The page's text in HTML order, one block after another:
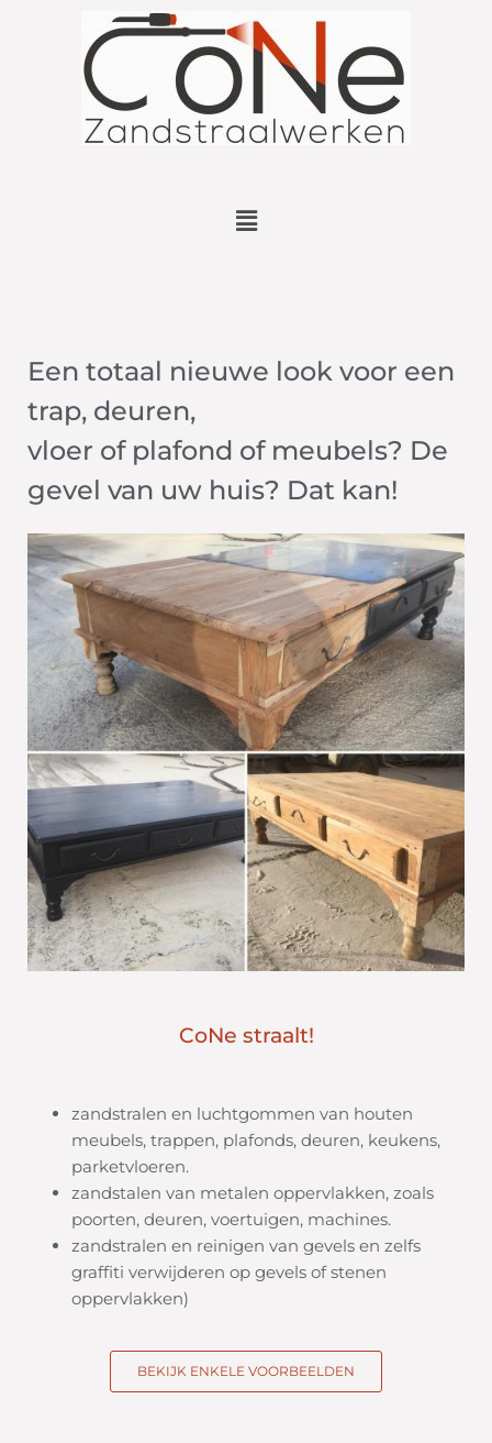
Een totaal nieuwe look voor een
trap, deuren,
vloer of plafond of meubels? De
gevel van uw huis? Dat kan!
CoNe straalt!
zandstralen en luchtgommen van houten
meubels, trappen, plafonds, deuren, keukens,
parketvloeren.
zandstalen van metalen oppervlakken, zoals
poorten, deuren, voertuigen, machines.
zandstralen en reinigen van gevels en zelfs
graffiti verwijderen op gevels of stenen
oppervlakken)
BEKIJK ENKELE VOORBEELDEN